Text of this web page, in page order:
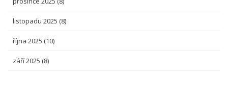
listopadu 2025 (8)
října 2025 (10)
září 2025 (8)